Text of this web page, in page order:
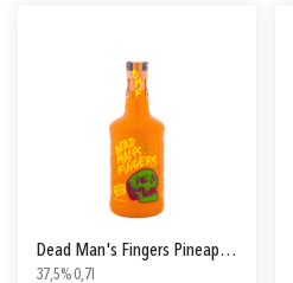
Dead Man's Fingers Pineapple
37,5% 0,7l